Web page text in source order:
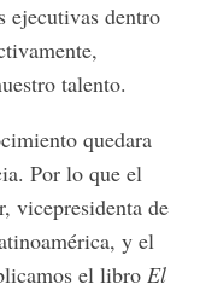
ejecutivas dentro
talento.
quedara
Por lo que el
vicepresidenta de
y el
el libro El